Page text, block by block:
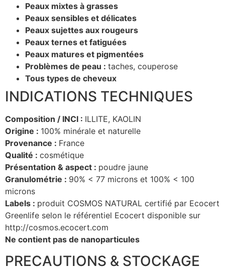
Peaux mixtes à grasses
Peaux sensibles et délicates
Peaux sujettes aux rougeurs
Peaux ternes et fatiguées
Peaux matures et pigmentées
Problèmes de peau : taches, couperose
Tous types de cheveux
INDICATIONS TECHNIQUES
Composition / INCI : ILLITE, KAOLIN
Origine : 100% minérale et naturelle
Provenance : France
Qualité : cosmétique
Présentation & aspect : poudre jaune
Granulométrie : 90% < 77 microns et 100% < 100
microns
Labels : produit COSMOS NATURAL certifié par Ecocert
Greenlife selon le référentiel Ecocert disponible sur
http://cosmos.ecocert.com
Ne contient pas de nanoparticules
PRECAUTIONS & STOCKAGE